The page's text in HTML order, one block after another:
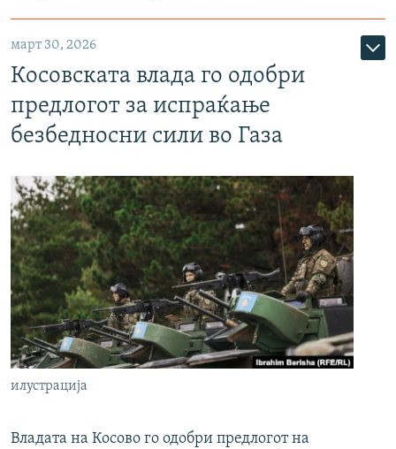
март 30, 2026
Косовската влада го одобри
предлогот за испраќање
безбедносни сили во Газа
илустрација
Владата на Косово го одобри предлогот на